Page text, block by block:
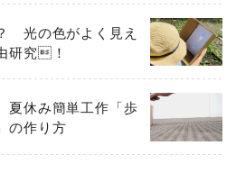
光の色がよく見え
研究！
休み簡単工作「歩
の作り方